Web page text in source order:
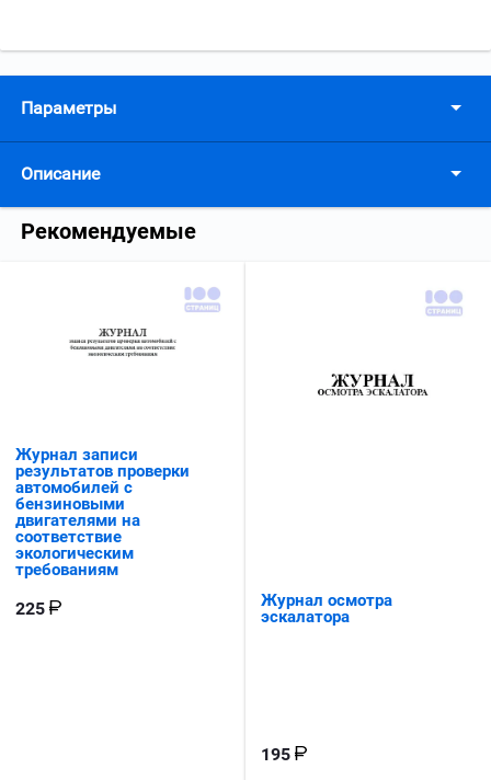
Параметры
Описание
Рекомендуемые
Журнал записи
результатов проверки
автомобилей с
бензиновыми
двигателями на
соответствие
экологическим
требованиям
225
Журнал осмотра
эскалатора
195